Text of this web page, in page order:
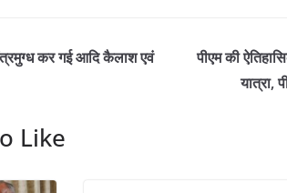
कर गई आदि कैलाश एवं
पीएम की
यात्रा,
Like